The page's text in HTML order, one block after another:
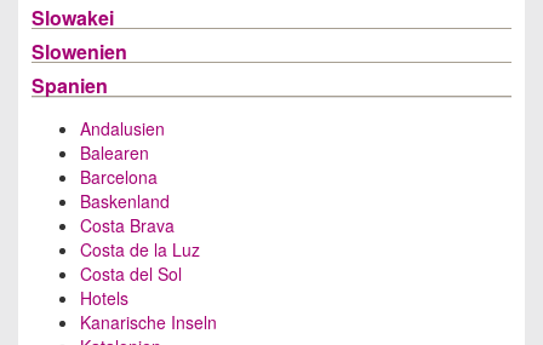
Slowakei
Slowenien
Spanien
Andalusien
Balearen
Barcelona
Baskenland
Costa Brava
Costa de la Luz
Costa del Sol
Hotels
Kanarische Inseln